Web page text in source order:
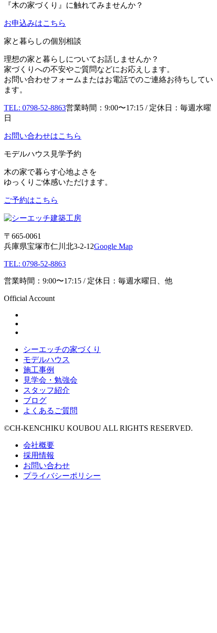
『木の家づくり』に触れてみませんか？
お申込みはこちら
家と暮らしの個別相談
理想の家と暮らしについてお話しませんか？
家づくりへの不安やご質問などにお応えします。
お問い合わせフォームまたはお電話でのご連絡お待ちしてい
ます。
TEL: 0798-52-8863営業時間：9:00〜17:15 / 定休日：毎週水曜
日
お問い合わせはこちら
モデルハウス見学予約
木の家で暮らす心地よさを
ゆっくりご体感いただけます。
ご予約はこちら
〒665-0061
兵庫県宝塚市仁川北3-2-12Google Map
TEL: 0798-52-8863
営業時間：9:00〜17:15 / 定休日：毎週水曜日、他
Official Account
シーエッチの家づくり
モデルハウス
施工事例
見学会・勉強会
スタッフ紹介
ブログ
よくあるご質問
©CH-KENCHIKU KOUBOU ALL RIGHTS RESERVED.
会社概要
採用情報
お問い合わせ
プライバシーポリシー